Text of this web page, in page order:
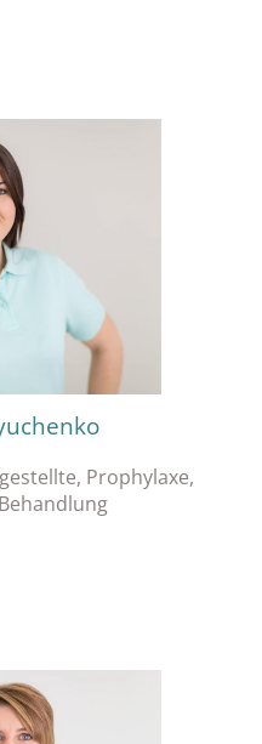
Prophylaxe,